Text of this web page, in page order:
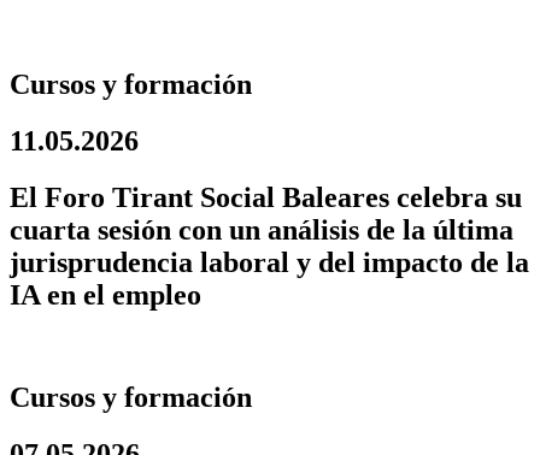
Cursos y formación
11.05.2026
El Foro Tirant Social Baleares celebra su
cuarta sesión con un análisis de la última
jurisprudencia laboral y del impacto de la
IA en el empleo
Cursos y formación